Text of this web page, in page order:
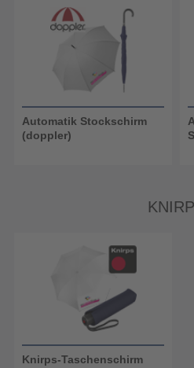
Automatik Stockschirm
(doppler)
Knirps-Taschenschirm